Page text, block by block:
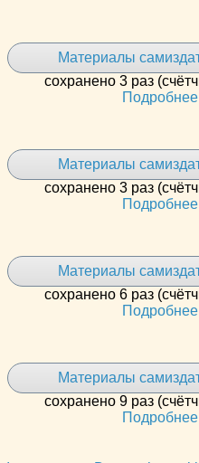
Материалы
сохранено 3 раз
Материалы
сохранено 3 раз
Материалы
сохранено 6 раз
Материалы
сохранено 9 раз